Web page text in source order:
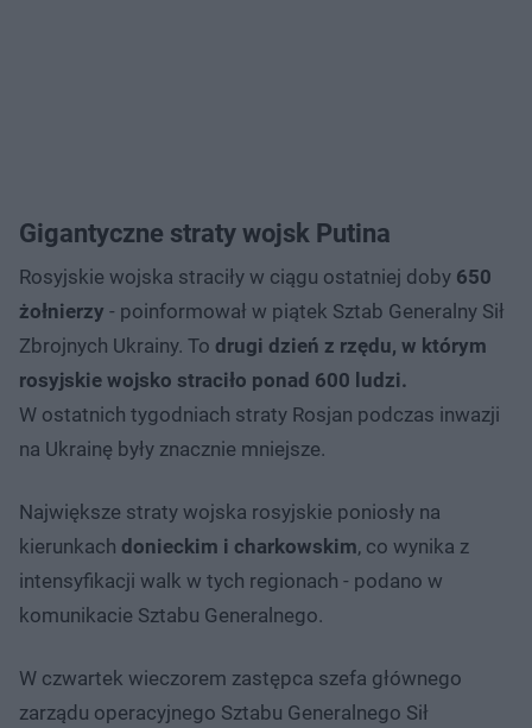
Gigantyczne straty wojsk Putina
Rosyjskie wojska straciły w ciągu ostatniej doby 650
żołnierzy - poinformował w piątek Sztab Generalny Sił
Zbrojnych Ukrainy. To drugi dzień z rzędu, w którym
rosyjskie wojsko straciło ponad 600 ludzi.
W ostatnich tygodniach straty Rosjan podczas inwazji
na Ukrainę były znacznie mniejsze.
Największe straty wojska rosyjskie poniosły na
kierunkach donieckim i charkowskim, co wynika z
intensyfikacji walk w tych regionach - podano w
komunikacie Sztabu Generalnego.
W czwartek wieczorem zastępca szefa głównego
zarządu operacyjnego Sztabu Generalnego Sił